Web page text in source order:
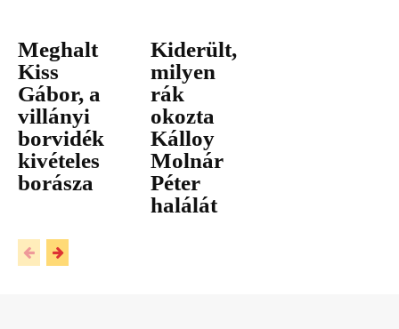
Meghalt
Kiss
Gábor, a
villányi
borvidék
kivételes
borásza
Kiderült,
milyen
rák
okozta
Kálloy
Molnár
Péter
halálát